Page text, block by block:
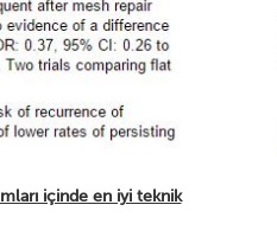
içinde en iyi teknik